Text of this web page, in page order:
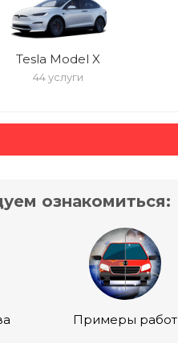
Tesla Model X
44 услуги
ознакомиться:
Примеры работ